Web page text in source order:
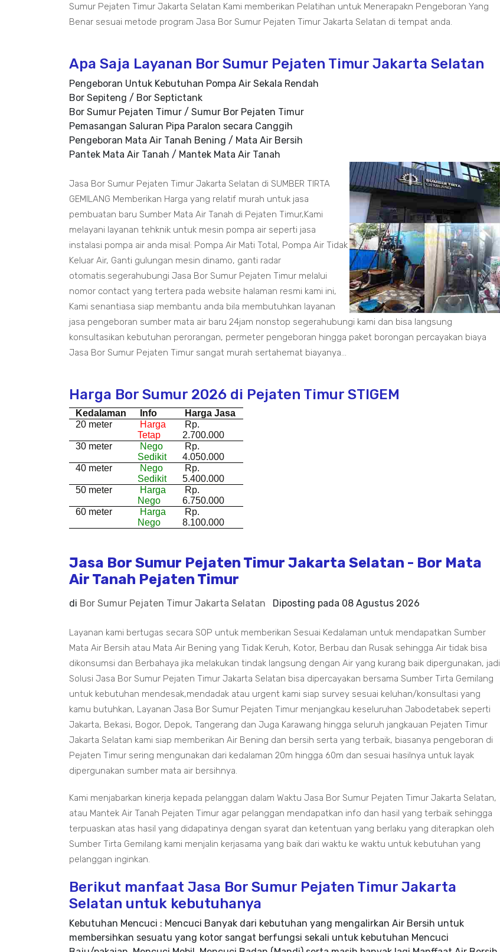
Sumur Pejaten Timur Jakarta Selatan Kami memberikan Pelatihan untuk Menerapakn Pengeboran Yang
Benar sesuai metode program Jasa Bor Sumur Pejaten Timur Jakarta Selatan di tempat anda.
Apa Saja Layanan Bor Sumur Pejaten Timur Jakarta Selatan
Pengeboran Untuk Kebutuhan Pompa Air Sekala Rendah
Bor Sepiteng / Bor Septictank
Bor Sumur Pejaten Timur / Sumur Bor Pejaten Timur
Pemasangan Saluran Pipa Paralon secara Canggih
Pengeboran Mata Air Tanah Bening / Mata Air Bersih
Pantek Mata Air Tanah / Mantek Mata Air Tanah
Jasa Bor Sumur Pejaten Timur Jakarta Selatan di SUMBER TIRTA
GEMILANG Memberikan Harga yang relatif murah untuk jasa
pembuatan baru Sumber Mata Air Tanah di Pejaten Timur,Kami
melayani layanan tehknik untuk mesin pompa air seperti jasa
instalasi pompa air anda misal: Pompa Air Mati Total, Pompa Air Tidak
Keluar Air, Ganti gulungan mesin dinamo, ganti radar
otomatis.segerahubungi Jasa Bor Sumur Pejaten Timur melalui
nomor contact yang tertera pada website halaman resmi kami ini,
Kami senantiasa siap membantu anda bila membutuhkan layanan
jasa pengeboran sumber mata air baru 24jam nonstop segerahubungi kami dan bisa langsung
konsultasikan kebutuhan perorangan, permeter pengeboran hingga paket borongan percayakan biaya
Jasa Bor Sumur Pejaten Timur sangat murah sertahemat biayanya...
Harga Bor Sumur 2026 di Pejaten Timur STIGEM
Kedalaman Info
Harga Jasa
20 meter
Harga
Tetap
Rp.
2.700.000
30 meter
Nego
Sedikit
Rp.
4.050.000
40 meter
Nego
Sedikit
Rp.
5.400.000
50 meter
Harga
Nego
Rp.
6.750.000
60 meter
Harga
Nego
Rp.
8.100.000
Jasa Bor Sumur Pejaten Timur Jakarta Selatan - Bor Mata
Air Tanah Pejaten Timur
di Bor Sumur Pejaten Timur Jakarta Selatan Diposting pada 08 Agustus 2026
Layanan kami bertugas secara SOP untuk memberikan Sesuai Kedalaman untuk mendapatkan Sumber
Mata Air Bersih atau Mata Air Bening yang Tidak Keruh, Kotor, Berbau dan Rusak sehingga Air tidak bisa
dikonsumsi dan Berbahaya jika melakukan tindak langsung dengan Air yang kurang baik dipergunakan, jadi
Solusi Jasa Bor Sumur Pejaten Timur Jakarta Selatan bisa dipercayakan bersama Sumber Tirta Gemilang
untuk kebutuhan mendesak,mendadak atau urgent kami siap survey sesuai keluhan/konsultasi yang
kamu butuhkan, Layanan Jasa Bor Sumur Pejaten Timur menjangkau keseluruhan Jabodetabek seperti
Jakarta, Bekasi, Bogor, Depok, Tangerang dan Juga Karawang hingga seluruh jangkauan Pejaten Timur
Jakarta Selatan kami siap memberikan Air Bening dan bersih serta yang terbaik, biasanya pengeboran di
Pejaten Timur sering mengunakan dari kedalaman 20m hingga 60m dan sesuai hasilnya untuk layak
dipergunakan sumber mata air bersihnya.
Kami menjabarkan kinerja kepada pelanggan dalam Waktu Jasa Bor Sumur Pejaten Timur Jakarta Selatan,
atau Mantek Air Tanah Pejaten Timur agar pelanggan mendapatkan info dan hasil yang terbaik sehingga
terpuaskan atas hasil yang didapatinya dengan syarat dan ketentuan yang berlaku yang diterapkan oleh
Sumber Tirta Gemilang kami menjalin kerjasama yang baik dari waktu ke waktu untuk kebutuhan yang
pelanggan inginkan.
Berikut manfaat Jasa Bor Sumur Pejaten Timur Jakarta
Selatan untuk kebutuhanya
Kebutuhan Mencuci : Mencuci Banyak dari kebutuhan yang mengalirkan Air Bersih untuk
membersihkan sesuatu yang kotor sangat berfungsi sekali untuk kebutuhan Mencuci